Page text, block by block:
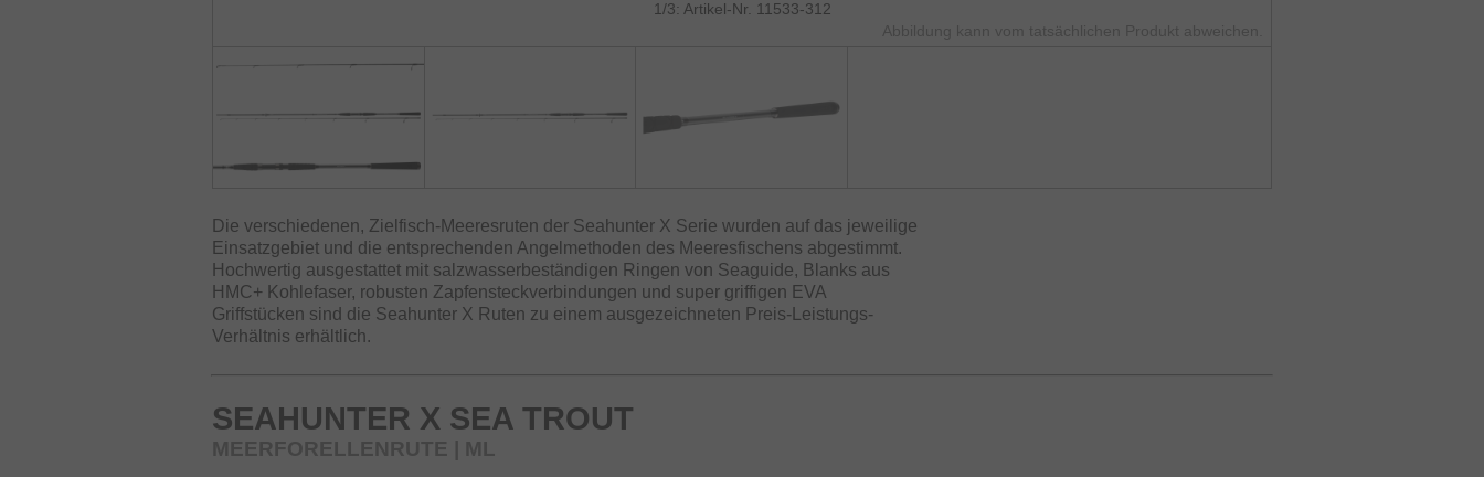
1/3: Artikel-Nr. 11533-312
Abbildung kann vom tatsächlichen Produkt abweichen.
Die verschiedenen, Zielfisch-Meeresruten der Seahunter X Serie wurden auf das jeweilige
Einsatzgebiet und die entsprechenden Angelmethoden des Meeresfischens abgestimmt.
Hochwertig ausgestattet mit salzwasserbeständigen Ringen von Seaguide, Blanks aus
HMC+ Kohlefaser, robusten Zapfensteckverbindungen und super griffigen EVA
Griffstücken sind die Seahunter X Ruten zu einem ausgezeichneten Preis-Leistungs-
Verhältnis erhältlich.
SEAHUNTER X SEA TROUT
MEERFORELLENRUTE | ML